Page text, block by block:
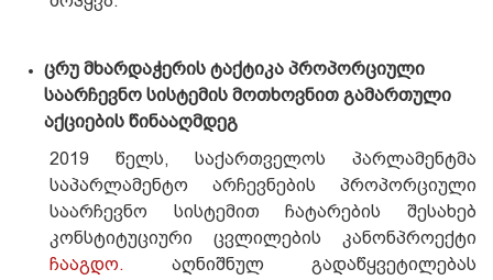
ცრუ მხარდაჭერის ტაქტიკა პროპორციული
საარჩევნო სისტემის მოთხოვნით გამართული
აქციების წინააღმდეგ
2019 წელს, საქართველოს პარლამენტმა
საპარლამენტო არჩევნების პროპორციული
საარჩევნო სისტემით ჩატარების შესახებ
კონსტიტუციური ცვლილების კანონპროექტი
ჩააგდო.
აღნიშნულ გადაწყვეტილებას